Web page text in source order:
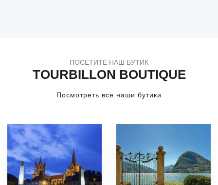
ПОСЕТИТЕ НАШ БУТИК
TOURBILLON BOUTIQUE
Посмотреть все наши бутики